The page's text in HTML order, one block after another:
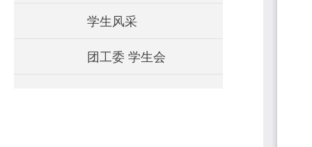
学生风采
团工委 学生会